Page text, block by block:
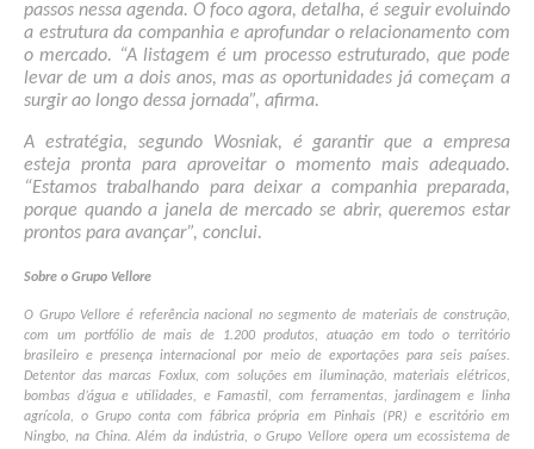
passos nessa agenda. O foco agora, detalha, é seguir evoluindo
a estrutura da companhia e aprofundar o relacionamento com
o mercado. “A listagem é um processo estruturado, que pode
levar de um a dois anos, mas as oportunidades já começam a
surgir ao longo dessa jornada”, afirma.
A estratégia, segundo Wosniak, é garantir que a empresa
esteja pronta para aproveitar o momento mais adequado.
“Estamos trabalhando para deixar a companhia preparada,
porque quando a janela de mercado se abrir, queremos estar
prontos para avançar”, conclui.
Sobre o Grupo Vellore
O Grupo Vellore é referência nacional no segmento de materiais de construção,
com um portfólio de mais de 1.200 produtos, atuação em todo o território
brasileiro e presença internacional por meio de exportações para seis países.
Detentor das marcas Foxlux, com soluções em iluminação, materiais elétricos,
bombas d’água e utilidades, e Famastil, com ferramentas, jardinagem e linha
agrícola, o Grupo conta com fábrica própria em Pinhais (PR) e escritório em
Ningbo, na China. Além da indústria, o Grupo Vellore opera um ecossistema de